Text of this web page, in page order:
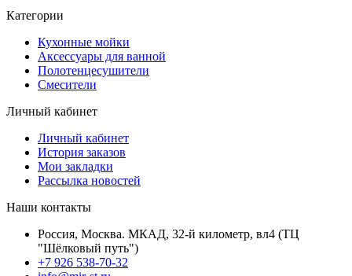
Категории
Кухонные мойки
Аксессуары для ванной
Полотенцесушители
Смесители
Личный кабинет
Личный кабинет
История заказов
Мои закладки
Рассылка новостей
Наши контакты
Россия, Москва. МКАД, 32-й километр, вл4 (ТЦ
"Шёлковый путь")
+7 926 538-70-32